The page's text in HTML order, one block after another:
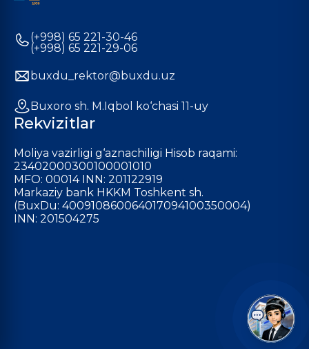
(+998) 65 221-30-46
(+998) 65 221-29-06
buxdu_rektor@buxdu.uz
Buxoro sh. M.Iqbol ko‘chasi 11-uy
Rekvizitlar
Moliya vazirligi g‘aznachiligi Hisob raqami:
23402000300100001010
MFO: 00014 INN: 201122919
Markaziy bank HKKM Toshkent sh.
(BuxDu: 400910860064017094100350004)
INN: 201504275